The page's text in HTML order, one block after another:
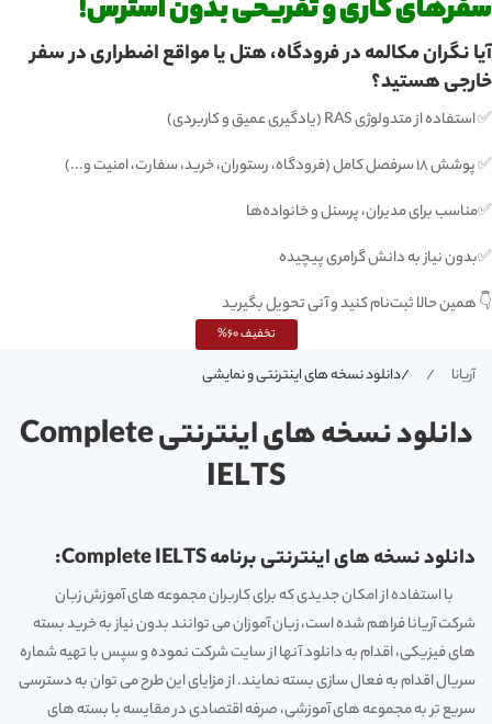
سفرهای کاری و تفریحی بدون استرس!
آیا نگران مکالمه در فرودگاه، هتل یا مواقع اضطراری در سفر
خارجی هستید؟
✅ استفاده از متدولوژی RAS (یادگیری عمیق و کاربردی)
✅ پوشش ۱۸ سرفصل کامل (فرودگاه، رستوران، خرید، سفارت، امنیت و...)
✅مناسب برای مدیران، پرسنل و خانواده‌ها
✅بدون نیاز به دانش گرامری پیچیده
👇 همین حالا ثبت‌نام کنید و آنی تحویل بگیرید
تخفیف 60%
دانلود نسخه های اینترنتی Complete
IELTS
آریانا /دانلود نسخه های اینترنتی و نمایشی
دانلود نسخه های اینترنتی برنامه Complete IELTS:
با استفاده از امکان جدیدی که برای کاربران مجموعه های آموزش زبان
شرکت آریانا فراهم شده است، زبان آموزان می توانند بدون نیاز به خرید بسته
های فیزیکی، اقدام به دانلود آنها از سایت شرکت نموده و سپس با تهیه شماره
سریال اقدام به فعال سازی بسته نمایند. از مزایای این طرح می توان به دسترسی
سریع تر به مجموعه های آموزشی، صرفه اقتصادی در مقایسه با بسته های